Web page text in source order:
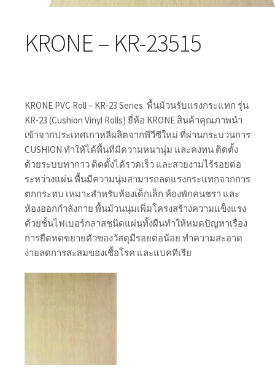
KRONE – KR-23515
KRONE PVC Roll – KR-23 Series พื้นม้วนรับแรงกระแทก รุ่น
KR-23 (Cushion Vinyl Rolls) ยี่ห้อ KRONE สินค้าคุณภาพนำ
เข้าจากประเทศเกาหลีผลิตจากพีวีซีใหม่ ที่ผ่านกระบวนการ
CUSHION ทำให้ได้พื้นที่มีความหนานุ่ม และคงทน ติดตั้ง
ด้วยระบบทากาว ติดตั้งได้รวดเร็ว และสวยงามไร้รอยต่อ
ระหว่างแผ่น พื้นมีความนุ่มสามารถลดแรงกระแทกจากการ
ตกกระทบ เหมาะสำหรับห้องเด็กเล็ก ห้องพักคนชรา และ
ห้องออกกำลังกาย พื้นม้วนนุ่มเพิ่มโครงสร้างความแข็งแรง
ด้วยชั้นไฟเบอร์กลาสชนิดแผ่นทั้งผืนทำให้หมดปัญหาเรื่อง
การยืดหดขยายตัวของวัสดุมีรอยต่อน้อย ทำความสะอาด
ง่ายลดการสะสมของเชื้อโรค และแบคทีเรีย